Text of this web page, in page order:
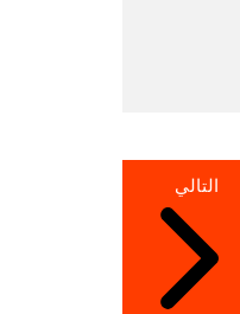
التالي